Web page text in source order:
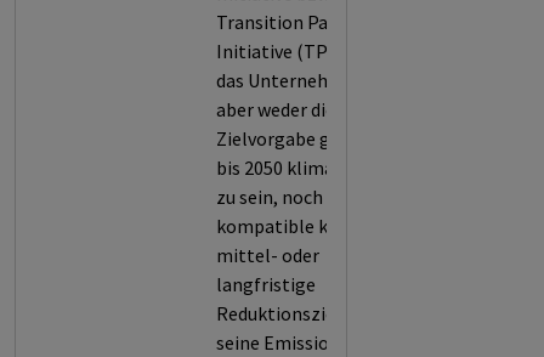
Transition Pathway
Initiative (TPI) hat
das Unternehmen sich
aber weder die
Zielvorgabe gegeben,
bis 2050 klimaneutral
zu sein, noch Paris-
kompatible kurz-,
mittel- oder
langfristige
Reduktionsziele für
seine Emissionen